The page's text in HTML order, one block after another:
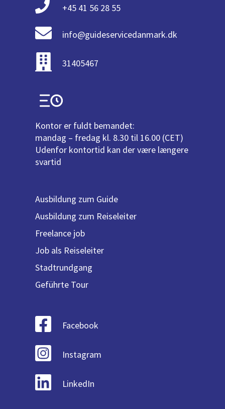
+45 41 56 28 55
info@guideservicedanmark.dk
31405467
Kontor er fuldt bemandet:
mandag – fredag kl. 8.30 til 16.00 (CET)
Udenfor kontortid kan der være længere
svartid
Ausbildung zum Guide
Ausbildung zum Reiseleiter
Freelance job
Job als Reiseleiter
Stadtrundgang
Geführte Tour
Facebook
Instagram
LinkedIn